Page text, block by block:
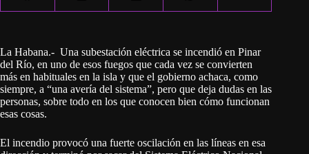
La Habana.- Una subestación eléctrica se incendió en Pinar
del Río, en uno de esos fuegos que cada vez se convierten
más en habituales en la isla y que el gobierno achaca, como
siempre, a “una avería del sistema”, pero que deja dudas en las
personas, sobre todo en los que conocen bien cómo funcionan
esas cosas.
El incendio provocó una fuerte oscilación en las líneas en esa